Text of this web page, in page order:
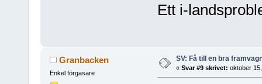
Ett i-
Granbacken
Enkel förgasare
SV: Få till en bra
« Svar #9 skrivet: oktober